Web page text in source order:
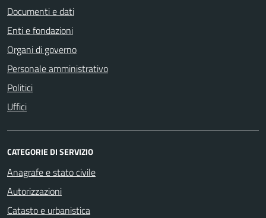
Documenti e dati
Enti e fondazioni
Organi di governo
Personale amministrativo
Politici
Uffici
CATEGORIE DI SERVIZIO
Anagrafe e stato civile
Autorizzazioni
Catasto e urbanistica